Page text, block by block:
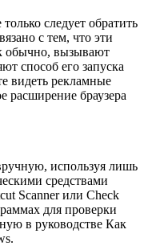
следует обратить
с тем, что эти
обычно, вызывают
способ его запуска
видеть рекламные
расширение браузера
используя лишь
средствами
Scanner или Check
для проверки
в руководстве Как